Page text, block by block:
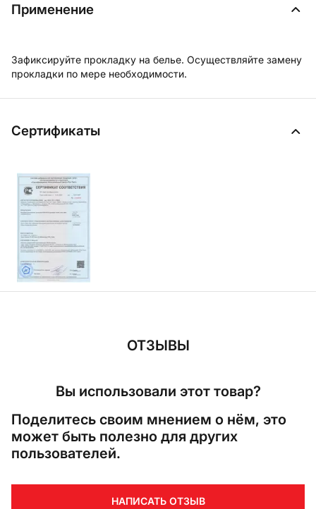
Применение
Зафиксируйте прокладку на белье. Осуществляйте замену
прокладки по мере необходимости.
Сертификаты
ОТЗЫВЫ
Вы использовали этот товар?
Поделитесь своим мнением о нём, это
может быть полезно для других
пользователей.
НАПИСАТЬ ОТЗЫВ